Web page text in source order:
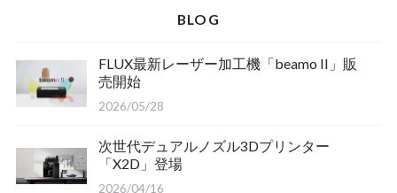
BLOG
FLUX最新レーザー加工機「beamo II」販
売開始
2026/05/28
次世代デュアルノズル3Dプリンター
「X2D」登場
2026/04/16